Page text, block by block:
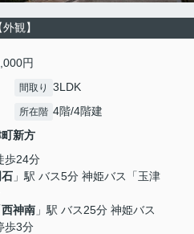
外観】
円
間取り 3LDK
所在階 4階/4階建
新方
歩24分
」駅 バス5分 神姫バス「玉津
西神南 」駅 バス25分 神姫バス
歩3分